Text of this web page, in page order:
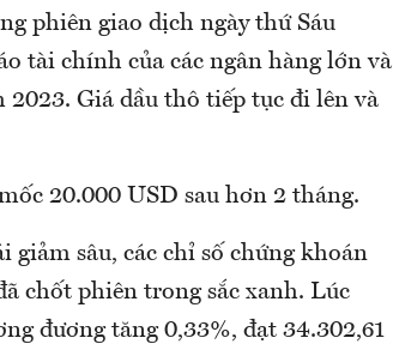
phiên giao dịch ngày thứ Sáu
tài chính của các ngân hàng lớn và
Giá dầu thô tiếp tục đi lên và
20.000 USD sau hơn 2 tháng.
sâu, các chỉ số chứng khoán
chốt phiên trong sắc xanh. Lúc
đương tăng 0,33%, đạt 34.302,61